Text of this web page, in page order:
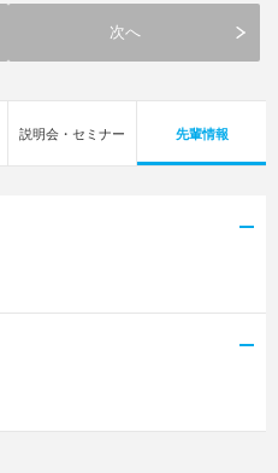
次へ
説明会・セミナー 先輩情報